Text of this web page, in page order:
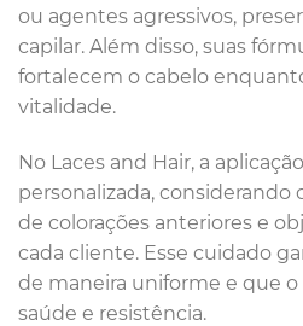
ou agentes agressivos,
capilar. Além disso, suas
fortalecem o cabelo
vitalidade.
No Laces and Hair, a
personalizada, considerando
de colorações anteriores e
cada cliente. Esse cuidado
de maneira uniforme e que
saúde e resistência.